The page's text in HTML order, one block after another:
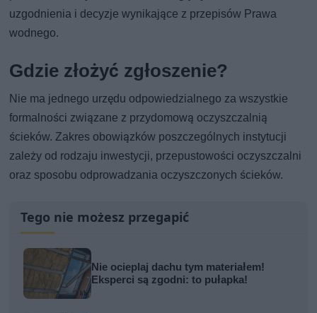
uzgodnienia i decyzje wynikające z przepisów Prawa
wodnego.
Gdzie złożyć zgłoszenie?
Nie ma jednego urzędu odpowiedzialnego za wszystkie
formalności związane z przydomową oczyszczalnią
ścieków. Zakres obowiązków poszczególnych instytucji
zależy od rodzaju inwestycji, przepustowości oczyszczalni
oraz sposobu odprowadzania oczyszczonych ścieków.
Tego nie możesz przegapić
Nie ocieplaj dachu tym materiałem!
Eksperci są zgodni: to pułapka!